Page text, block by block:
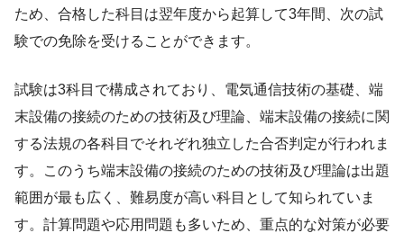
ため、合格した科目は翌年度から起算して3年間、次の試
験での免除を受けることができます。
試験は3科目で構成されており、電気通信技術の基礎、端
末設備の接続のための技術及び理論、端末設備の接続に関
する法規の各科目でそれぞれ独立した合否判定が行われま
す。このうち端末設備の接続のための技術及び理論は出題
範囲が最も広く、難易度が高い科目として知られていま
す。計算問題や応用問題も多いため、重点的な対策が必要